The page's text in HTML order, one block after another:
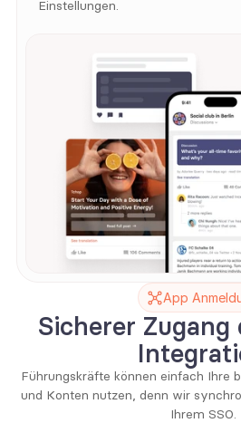
Einstellungen.
App
Sicherer Zugang
Führungskräfte können einfach Ihre
und Konten nutzen, denn wir
Ihrem SSO.